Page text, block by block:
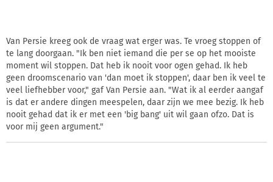
Van Persie kreeg ook de vraag wat erger was. Te vroeg stoppen of
te lang doorgaan. "Ik ben niet iemand die per se op het mooiste
moment wil stoppen. Dat heb ik nooit voor ogen gehad. Ik heb
geen droomscenario van 'dan moet ik stoppen', daar ben ik veel te
veel liefhebber voor," gaf Van Persie aan. "Wat ik al eerder aangaf
is dat er andere dingen meespelen, daar zijn we mee bezig. Ik heb
nooit gehad dat ik er met een 'big bang' uit wil gaan ofzo. Dat is
voor mij geen argument."